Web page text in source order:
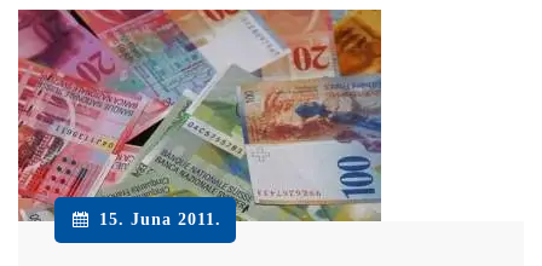
15. Juna 2011.